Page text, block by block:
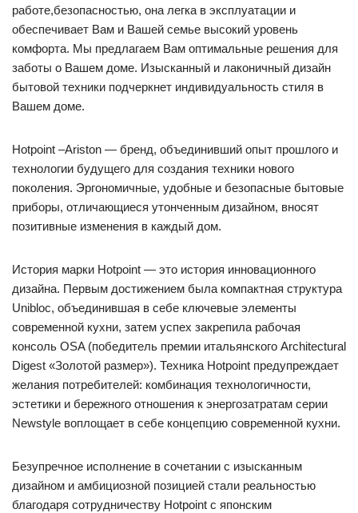
работе,безопасностью, она легка в эксплуатации и
обеспечивает Вам и Вашей семье высокий уровень
комфорта. Мы предлагаем Вам оптимальные решения для
заботы о Вашем доме. Изысканный и лаконичный дизайн
бытовой техники подчеркнет индивидуальность стиля в
Вашем доме.
Hotpoint –Ariston — бренд, объединивший опыт прошлого и
технологии будущего для создания техники нового
поколения. Эргономичные, удобные и безопасные бытовые
приборы, отличающиеся утонченным дизайном, вносят
позитивные изменения в каждый дом.
История марки Hotpoint — это история инновационного
дизайна. Первым достижением была компактная структура
Unibloc, объединившая в себе ключевые элементы
современной кухни, затем успех закрепила рабочая
консоль OSA (победитель премии итальянского Architectural
Digest «Золотой размер»). Техника Hotpoint предупреждает
желания потребителей: комбинация технологичности,
эстетики и бережного отношения к энергозатратам серии
Newstyle воплощает в себе концепцию современной кухни.
Безупречное исполнение в сочетании с изысканным
дизайном и амбициозной позицией стали реальностью
благодаря сотрудничеству Hotpoint с японским